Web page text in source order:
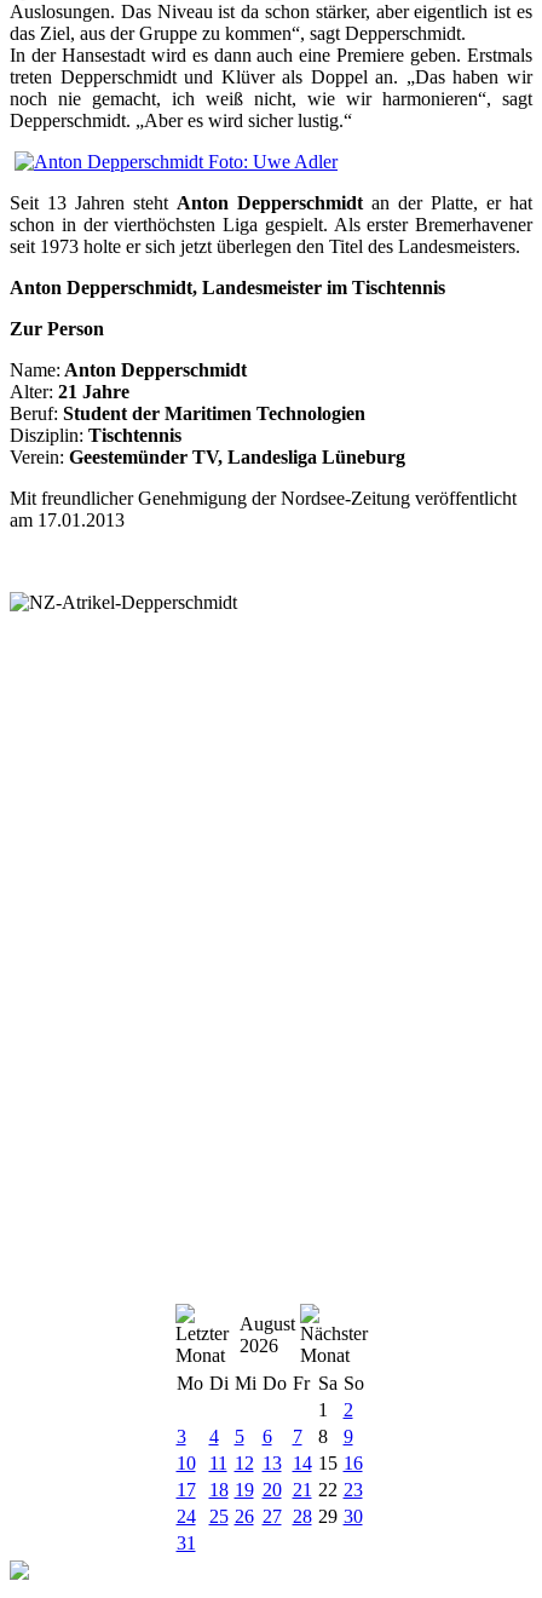
Auslosungen. Das Niveau ist da schon stärker, aber eigentlich ist es
das Ziel, aus der Gruppe zu kommen“, sagt Depperschmidt.
In der Hansestadt wird es dann auch eine Premiere geben. Erstmals
treten Depperschmidt und Klüver als Doppel an. „Das haben wir
noch nie gemacht, ich weiß nicht, wie wir harmonieren“, sagt
Depperschmidt. „Aber es wird sicher lustig.“
Seit 13 Jahren steht Anton Depperschmidt an der Platte, er hat
schon in der vierthöchsten Liga gespielt. Als erster Bremerhavener
seit 1973 holte er sich jetzt überlegen den Titel des Landesmeisters.
Anton Depperschmidt, Landesmeister im Tischtennis
Zur Person
Name: Anton Depperschmidt
Alter: 21 Jahre
Beruf: Student der Maritimen Technologien
Disziplin: Tischtennis
Verein: Geestemünder TV, Landesliga Lüneburg
Mit freundlicher Genehmigung der Nordsee-Zeitung veröffentlicht
am 17.01.2013
August
2026
Mo Di Mi Do Fr Sa So
1
2
3
4 5 6 7 8
9
10
11 12 13 14 15 16
17
18 19 20 21 22 23
24
25 26 27 28 29 30
31